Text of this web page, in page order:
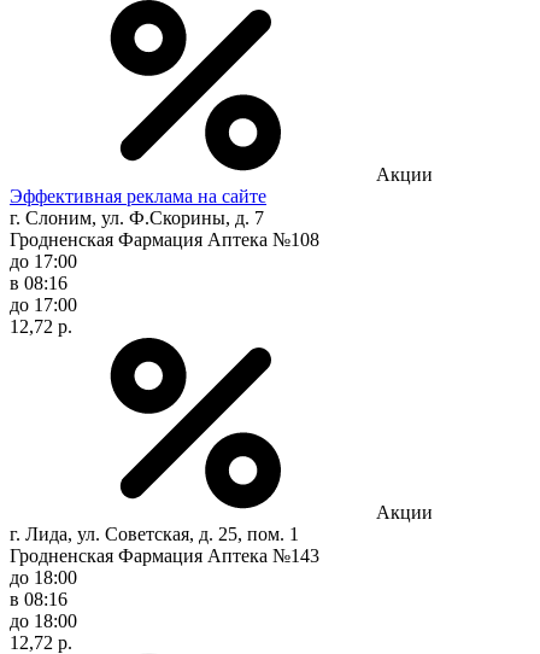
Акции
Эффективная реклама на сайте
г. Слоним, ул. Ф.Скорины, д. 7
Гродненская Фармация Аптека №108
до 17:00
в 08:16
до 17:00
12,72 р.
Акции
г. Лида, ул. Советская, д. 25, пом. 1
Гродненская Фармация Аптека №143
до 18:00
в 08:16
до 18:00
12,72 р.